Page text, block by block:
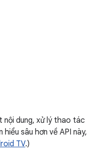
nội dung, xử lý thao tác
sâu hơn về API này,
TV.)